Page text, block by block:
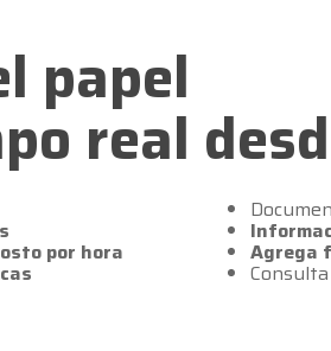
papel
real
por hora Agrega